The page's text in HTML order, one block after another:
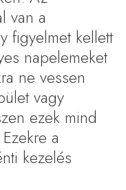
van a
figyelmet kellett
napelemeket
ne vessen
vagy
ezek mind
a
kezelés